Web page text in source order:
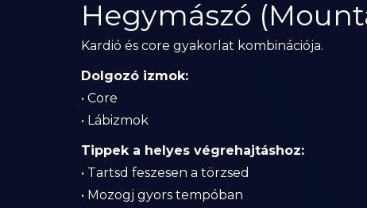
Hegymászó
Kardió és core gyakorlat kombinációja.
Dolgozó izmok:
• Core
• Lábizmok
Tippek a helyes végrehajtáshoz:
• Tartsd feszesen a törzsed
• Mozogj gyors tempóban